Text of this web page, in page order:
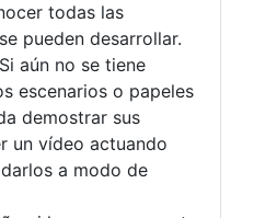
todas las
pueden desarrollar.
aún no se tiene
escenarios o papeles
demostrar sus
un vídeo actuando
a modo de